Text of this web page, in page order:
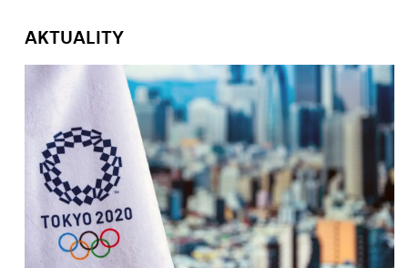
AKTUALITY